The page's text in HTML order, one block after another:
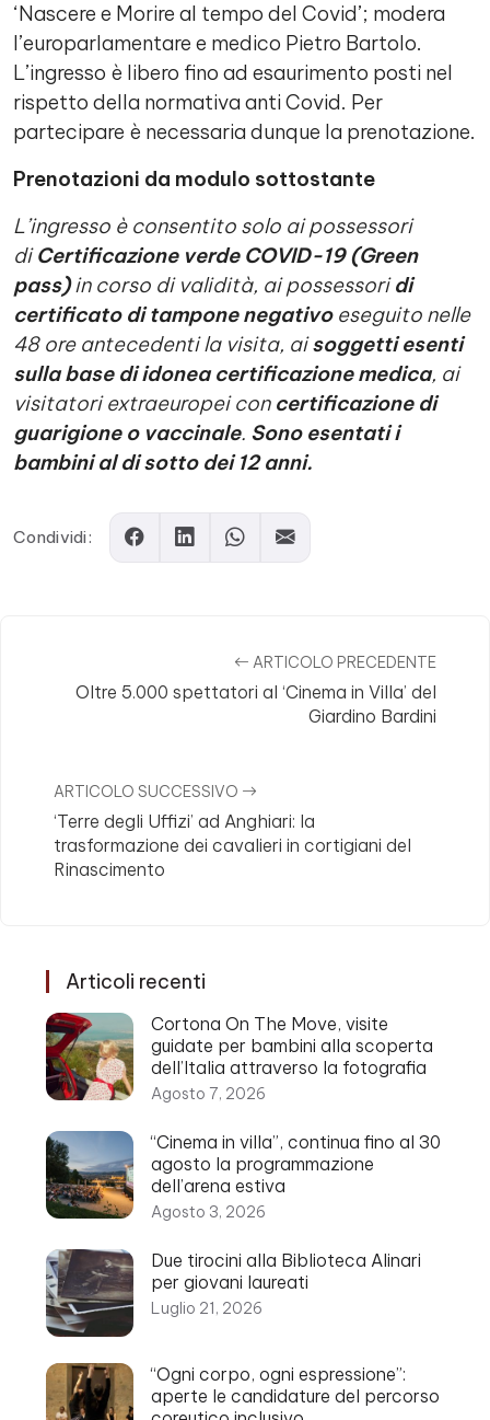
‘Nascere e Morire al tempo del Covid’; modera
l’europarlamentare e medico Pietro Bartolo.
L’ingresso è libero fino ad esaurimento posti nel
rispetto della normativa anti Covid. Per
partecipare è necessaria dunque la prenotazione.
Prenotazioni da modulo sottostante
L’ingresso è consentito solo ai possessori
diCertificazione verde COVID-19 (Green
pass)in corso di validità, ai possessoridi
certificato di tampone negativoeseguito nelle
48 ore antecedenti la visita, aisoggetti esenti
sulla base di idonea certificazione medica, ai
visitatori extraeuropei con certificazione di
guarigione o vaccinale. Sono esentati i
bambini al di sotto dei 12 anni.
Condividi:
ARTICOLO PRECEDENTE
Oltre 5.000 spettatori al ‘Cinema in Villa’ del
Giardino Bardini
ARTICOLO SUCCESSIVO
‘Terre degli Uffizi’ ad Anghiari: la
trasformazione dei cavalieri in cortigiani del
Rinascimento
Articoli recenti
Cortona On The Move, visite
guidate per bambini alla scoperta
dell’Italia attraverso la fotografia
Agosto 7, 2026
“Cinema in villa”, continua fino al 30
agosto la programmazione
dell’arena estiva
Agosto 3, 2026
Due tirocini alla Biblioteca Alinari
per giovani laureati
Luglio 21, 2026
“Ogni corpo, ogni espressione”:
aperte le candidature del percorso